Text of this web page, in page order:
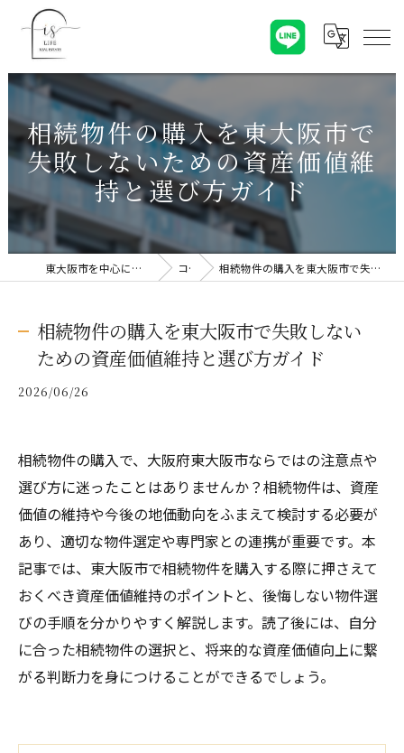
相続物件の購入を東大阪市で
失敗しないための資産価値維
持と選び方ガイド
東大阪市を中心に不動産売却なら株式会社Is Life コラム 相続物件の購入を東大阪市で失敗しないための資産価値維持と選び方ガイド
相続物件の購入を東大阪市で失敗しない
ための資産価値維持と選び方ガイド
2026/06/26
相続物件の購入で、大阪府東大阪市ならではの注意点や
選び方に迷ったことはありませんか？相続物件は、資産
価値の維持や今後の地価動向をふまえて検討する必要が
あり、適切な物件選定や専門家との連携が重要です。本
記事では、東大阪市で相続物件を購入する際に押さえて
おくべき資産価値維持のポイントと、後悔しない物件選
びの手順を分かりやすく解説します。読了後には、自分
に合った相続物件の選択と、将来的な資産価値向上に繋
がる判断力を身につけることができるでしょう。